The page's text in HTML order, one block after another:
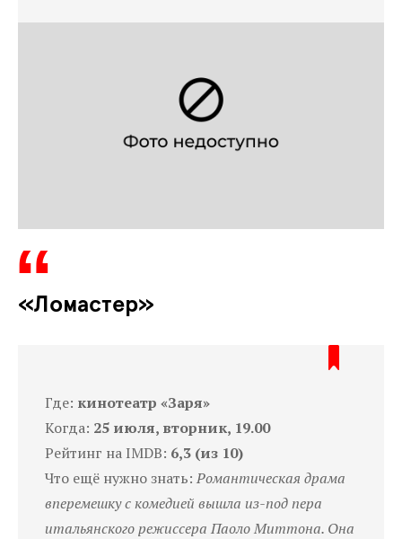
«Ломастер»
Где: кинотеатр «Заря»
Когда: 25 июля, вторник, 19.00
Рейтинг на IMDB: 6,3 (из 10)
Что ещё нужно знать: Романтическая драма
вперемешку с комедией вышла из-под пера
итальянского режиссера Паоло Миттона. Она